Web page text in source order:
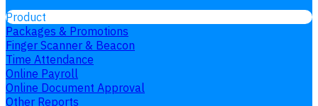
Product
Packages & Promotions
Finger Scanner & Beacon
Time Attendance
Online Payroll
Online Document Approval
Other Reports